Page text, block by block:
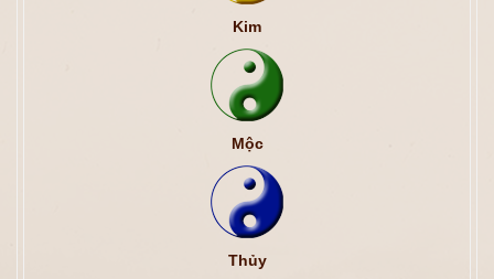
Kim
Mộc
Thủy